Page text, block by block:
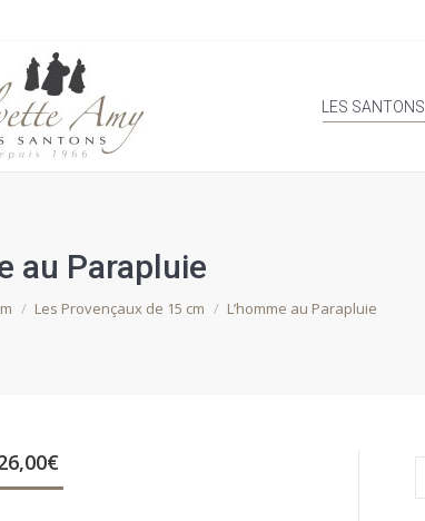
LES SANTONS
au Parapluie
Les Provençaux de 15 cm L’homme au Parapluie
€